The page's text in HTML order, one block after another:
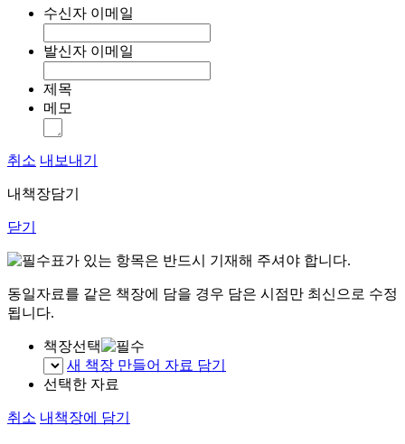
수신자 이메일
발신자 이메일
제목
메모
취소 내보내기
내책장담기
닫기
표가 있는 항목은 반드시 기재해 주셔야 합니다.
동일자료를 같은 책장에 담을 경우 담은 시점만 최신으로 수정
됩니다.
책장선택
새 책장 만들어 자료 담기
선택한 자료
취소 내책장에 담기